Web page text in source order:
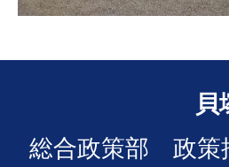
総合政策部 政策